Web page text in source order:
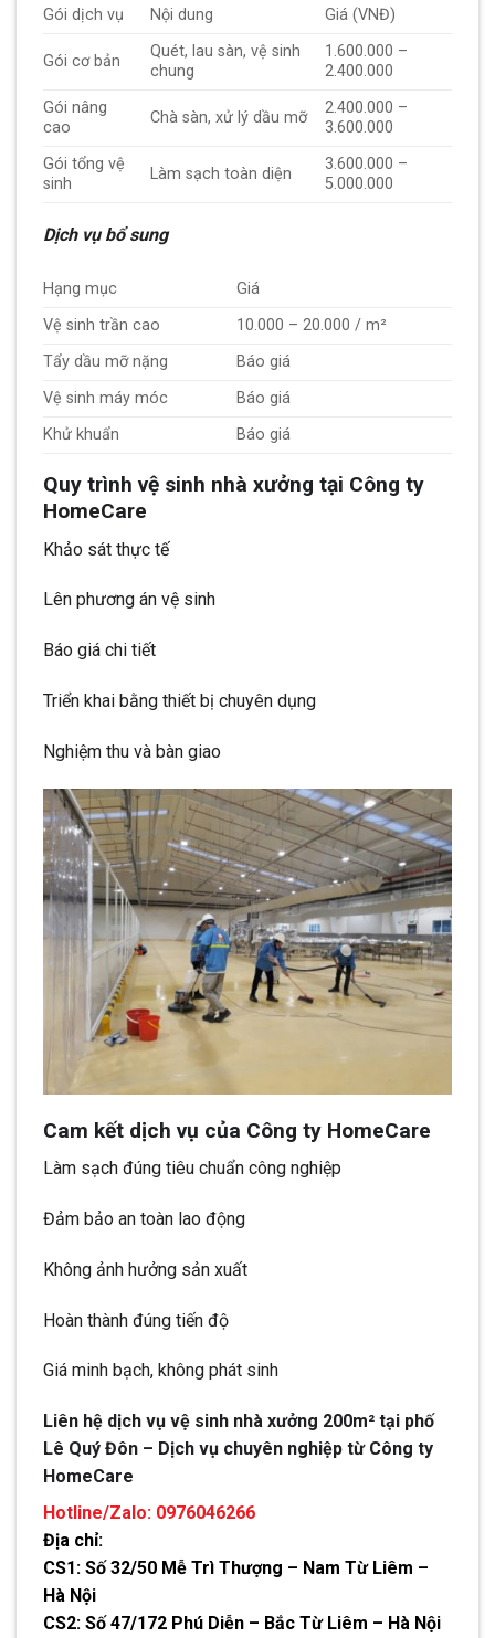
Gói dịch vụ Nội dung Giá (VNĐ)
Gói cơ bản
Quét, lau sàn, vệ sinh
chung
1.600.000 –
2.400.000
Gói nâng
cao
Chà sàn, xử lý dầu mỡ
2.400.000 –
3.600.000
Gói tổng vệ
sinh
Làm sạch toàn diện
3.600.000 –
5.000.000
Dịch vụ bổ sung
Hạng mục
Giá
Vệ sinh trần cao
10.000 – 20.000 / m²
Tẩy dầu mỡ nặng
Báo giá
Vệ sinh máy móc
Báo giá
Khử khuẩn
Báo giá
Quy trình vệ sinh nhà xưởng tại Công ty
HomeCare
Khảo sát thực tế
Lên phương án vệ sinh
Báo giá chi tiết
Triển khai bằng thiết bị chuyên dụng
Nghiệm thu và bàn giao
Cam kết dịch vụ của Công ty HomeCare
Làm sạch đúng tiêu chuẩn công nghiệp
Đảm bảo an toàn lao động
Không ảnh hưởng sản xuất
Hoàn thành đúng tiến độ
Giá minh bạch, không phát sinh
Liên hệ dịch vụ vệ sinh nhà xưởng 200m² tại phố
Lê Quý Đôn – Dịch vụ chuyên nghiệp từ Công ty
HomeCare
Hotline/Zalo: 0976046266
Địa chỉ:
CS1: Số 32/50 Mễ Trì Thượng – Nam Từ Liêm –
Hà Nội
CS2: Số 47/172 Phú Diễn – Bắc Từ Liêm – Hà Nội